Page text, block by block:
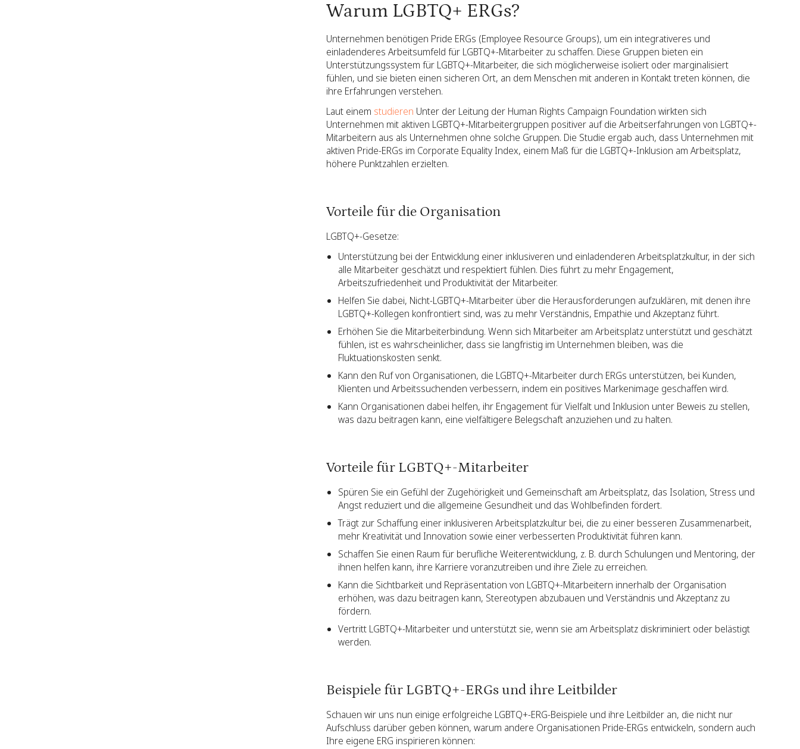
Warum LGBTQ+ ERGs?
Unternehmen benötigen Pride ERGs (Employee Resource Groups), um ein integrativeres und
einladenderes Arbeitsumfeld für LGBTQ+-Mitarbeiter zu schaffen. Diese Gruppen bieten ein
Unterstützungssystem für LGBTQ+-Mitarbeiter, die sich möglicherweise isoliert oder marginalisiert
fühlen, und sie bieten einen sicheren Ort, an dem Menschen mit anderen in Kontakt treten können, die
ihre Erfahrungen verstehen.
Laut einem studieren Unter der Leitung der Human Rights Campaign Foundation wirkten sich
Unternehmen mit aktiven LGBTQ+-Mitarbeitergruppen positiver auf die Arbeitserfahrungen von LGBTQ+-
Mitarbeitern aus als Unternehmen ohne solche Gruppen. Die Studie ergab auch, dass Unternehmen mit
aktiven Pride-ERGs im Corporate Equality Index, einem Maß für die LGBTQ+-Inklusion am Arbeitsplatz,
höhere Punktzahlen erzielten.
Vorteile für die Organisation
LGBTQ+-Gesetze:
Unterstützung bei der Entwicklung einer inklusiveren und einladenderen Arbeitsplatzkultur, in der sich
alle Mitarbeiter geschätzt und respektiert fühlen. Dies führt zu mehr Engagement,
Arbeitszufriedenheit und Produktivität der Mitarbeiter.
Helfen Sie dabei, Nicht-LGBTQ+-Mitarbeiter über die Herausforderungen aufzuklären, mit denen ihre
LGBTQ+-Kollegen konfrontiert sind, was zu mehr Verständnis, Empathie und Akzeptanz führt.
Erhöhen Sie die Mitarbeiterbindung. Wenn sich Mitarbeiter am Arbeitsplatz unterstützt und geschätzt
fühlen, ist es wahrscheinlicher, dass sie langfristig im Unternehmen bleiben, was die
Fluktuationskosten senkt.
Kann den Ruf von Organisationen, die LGBTQ+-Mitarbeiter durch ERGs unterstützen, bei Kunden,
Klienten und Arbeitssuchenden verbessern, indem ein positives Markenimage geschaffen wird.
Kann Organisationen dabei helfen, ihr Engagement für Vielfalt und Inklusion unter Beweis zu stellen,
was dazu beitragen kann, eine vielfältigere Belegschaft anzuziehen und zu halten.
Vorteile für LGBTQ+-Mitarbeiter
Spüren Sie ein Gefühl der Zugehörigkeit und Gemeinschaft am Arbeitsplatz, das Isolation, Stress und
Angst reduziert und die allgemeine Gesundheit und das Wohlbefinden fördert.
Trägt zur Schaffung einer inklusiveren Arbeitsplatzkultur bei, die zu einer besseren Zusammenarbeit,
mehr Kreativität und Innovation sowie einer verbesserten Produktivität führen kann.
Schaffen Sie einen Raum für berufliche Weiterentwicklung, z. B. durch Schulungen und Mentoring, der
ihnen helfen kann, ihre Karriere voranzutreiben und ihre Ziele zu erreichen.
Kann die Sichtbarkeit und Repräsentation von LGBTQ+-Mitarbeitern innerhalb der Organisation
erhöhen, was dazu beitragen kann, Stereotypen abzubauen und Verständnis und Akzeptanz zu
fördern.
Vertritt LGBTQ+-Mitarbeiter und unterstützt sie, wenn sie am Arbeitsplatz diskriminiert oder belästigt
werden.
Beispiele für LGBTQ+-ERGs und ihre Leitbilder
Schauen wir uns nun einige erfolgreiche LGBTQ+-ERG-Beispiele und ihre Leitbilder an, die nicht nur
Aufschluss darüber geben können, warum andere Organisationen Pride-ERGs entwickeln, sondern auch
Ihre eigene ERG inspirieren können: